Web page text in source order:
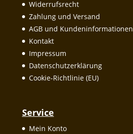
Widerrufsrecht
Zahlung und Versand
AGB und Kundeninformationen
Kontakt
Impressum
Datenschutzerklärung
Cookie-Richtlinie (EU)
Service
Mein Konto